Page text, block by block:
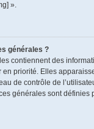
».
générales ?
contiennent des
en priorité. Elles
de contrôle de
générales sont définies